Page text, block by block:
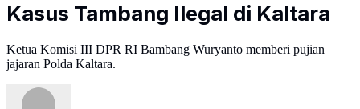
Kasus Tambang Ilegal di Kaltara
Ketua Komisi III DPR RI Bambang Wuryanto memberi pujian
jajaran Polda Kaltara.